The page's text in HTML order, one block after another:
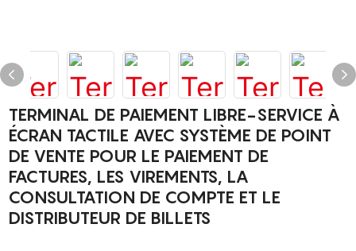
TERMINAL DE PAIEMENT LIBRE-SERVICE À
ÉCRAN TACTILE AVEC SYSTÈME DE POINT
DE VENTE POUR LE PAIEMENT DE
FACTURES, LES VIREMENTS, LA
CONSULTATION DE COMPTE ET LE
DISTRIBUTEUR DE BILLETS